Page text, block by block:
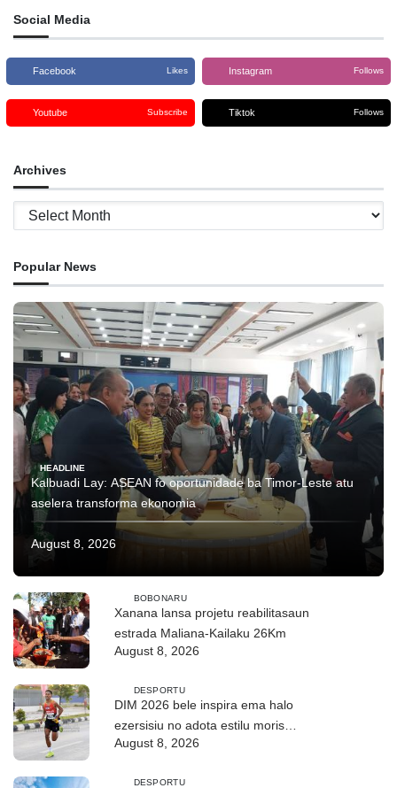
Social Media
Facebook Likes Instagram Follows
Youtube Subscribe Tiktok Follows
Archives
Archives
Popular News
HEADLINE
Kalbuadi Lay: ASEAN fo oportunidade ba Timor-Leste atu
aselera transforma ekonomia
August 8, 2026
BOBONARU
Xanana lansa projetu reabilitasaun
estrada Maliana-Kailaku 26Km
August 8, 2026
DESPORTU
DIM 2026 bele inspira ema halo
ezersisiu no adota estilu moris
saudável
August 8, 2026
DESPORTU